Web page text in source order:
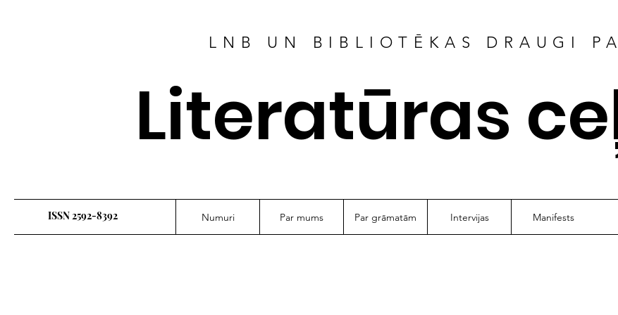
LNB UN BIBLIOTĒKAS DRAUGI
Literatūras
ISSN 2592-8392 Numuri Par mums Par grāmatām Intervijas Manifests